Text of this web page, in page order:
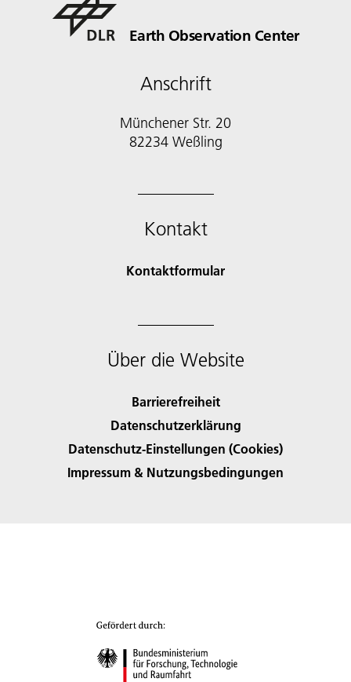
Earth Observation Center
Anschrift
Münchener Str. 20
Kontakt
Kontaktformular
Über die Website
Barrierefreiheit
Datenschutzerklärung
Datenschutz-Einstellungen (Cookies)
Impressum & Nutzungsbedingungen